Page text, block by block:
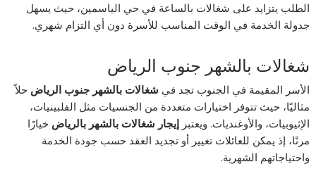
الطلب يتزايد على شغالات بالساعة في حي الياسمين، حيث يسهل
جدولة الخدمة في الوقت المناسب للأسرة دون أي التزام شهري.
شغالات بالشهر جنوب الرياض
الأسر المقيمة في الجنوب تجد في شغالات بالشهر جنوب الرياض حلاً
مثاليًا، حيث تتوفر اختيارات متعددة من الجنسيات مثل الفلبينيات،
الإثيوبيات، والأوغنديات. ويعتبرإيجار شغالات بالشهر بالرياض خيارًا
مرنًا، إذ يمكن للعائلات تغيير أو تجديد العقد حسب جودة الخدمة
واحتياجاتهم الشهرية.